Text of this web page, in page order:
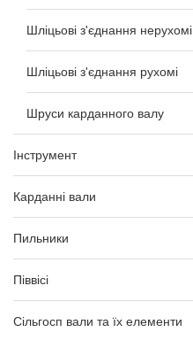
Шліцьові з'єднання нерухомі
Шліцьові з'єднання рухомі
Шруси карданного валу
Інструмент
Карданні вали
Пильники
Піввісі
Сільгосп вали та їх елементи